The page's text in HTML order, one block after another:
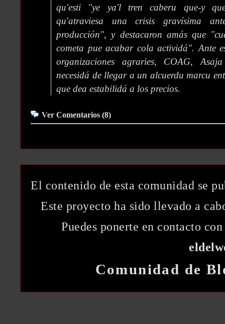
qu'esti "ye ya'l tren caberu que-y
qu'atraviesa una crisis gravísima
producción", y destacaron amás que
cometa pue acabar cola actividá". Ante
organizaciones agraries, COAG,
necesidá de llegar a un alcuerdu marcu
que dea estabilidá a los precios.
Ver Comentarios (8)
El contenido de esta comunidad se
Este proyecto ha sido llevado a
Puedes ponerte en contacto
Comunidad de